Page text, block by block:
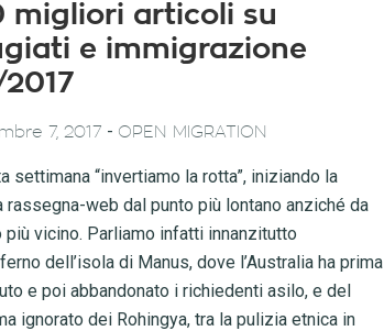
migliori articoli su
e immigrazione
7, 2017 - OPEN MIGRATION
settimana “invertiamo la rotta”, iniziando la
rassegna-web dal punto più lontano anziché da
più vicino. Parliamo infatti innanzitutto
dell’isola di Manus, dove l’Australia ha prima
e poi abbandonato i richiedenti asilo, e del
ignorato dei Rohingya, tra la pulizia etnica in